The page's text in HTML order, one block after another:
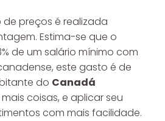
preços é realizada
Estima-se que o
de um salário mínimo com
este gasto é de
do Canadá
coisas, e aplicar seu
com mais facilidade.